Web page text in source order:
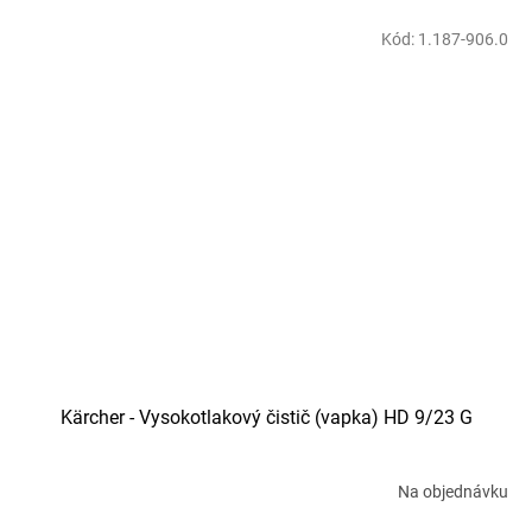
Kärcher - Vysokotlakový čistič (vapka) HD 9/23 G
Na objednávku
Kód: 1.187-906.0